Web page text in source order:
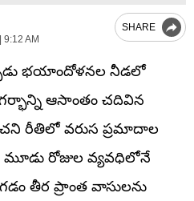
9:12 AM
SHARE
భయాందోళనల నీడలో
గర్భాన్ని ఆసాంతం చదివిన
రీతిలో వరుస ప్రమాదాల
మూడు రోజుల వ్యవధిలోనే
తీర ప్రాంత వాసులను